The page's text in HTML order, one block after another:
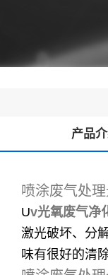
产品
喷涂废气处
Uv光氧废气净
激光破坏、分
味有很好的清